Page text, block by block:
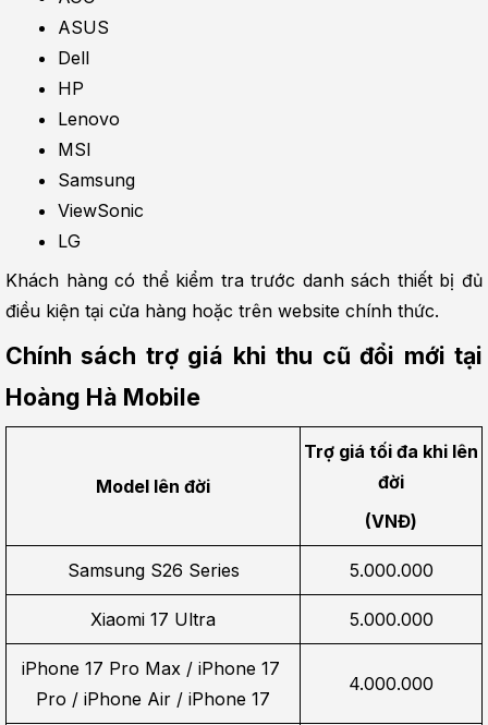
ASUS
Dell
HP
Lenovo
MSI
Samsung
ViewSonic
LG
Khách hàng có thể kiểm tra trước danh sách thiết bị đủ
điều kiện tại cửa hàng hoặc trên website chính thức.
Chính sách trợ giá khi thu cũ đổi mới tại
Hoàng Hà Mobile
Model lên đời
Trợ giá tối đa khi lên
đời
(VNĐ)
Samsung S26 Series 5.000.000
Xiaomi 17 Ultra 5.000.000
iPhone 17 Pro Max / iPhone 17
Pro / iPhone Air / iPhone 17
4.000.000